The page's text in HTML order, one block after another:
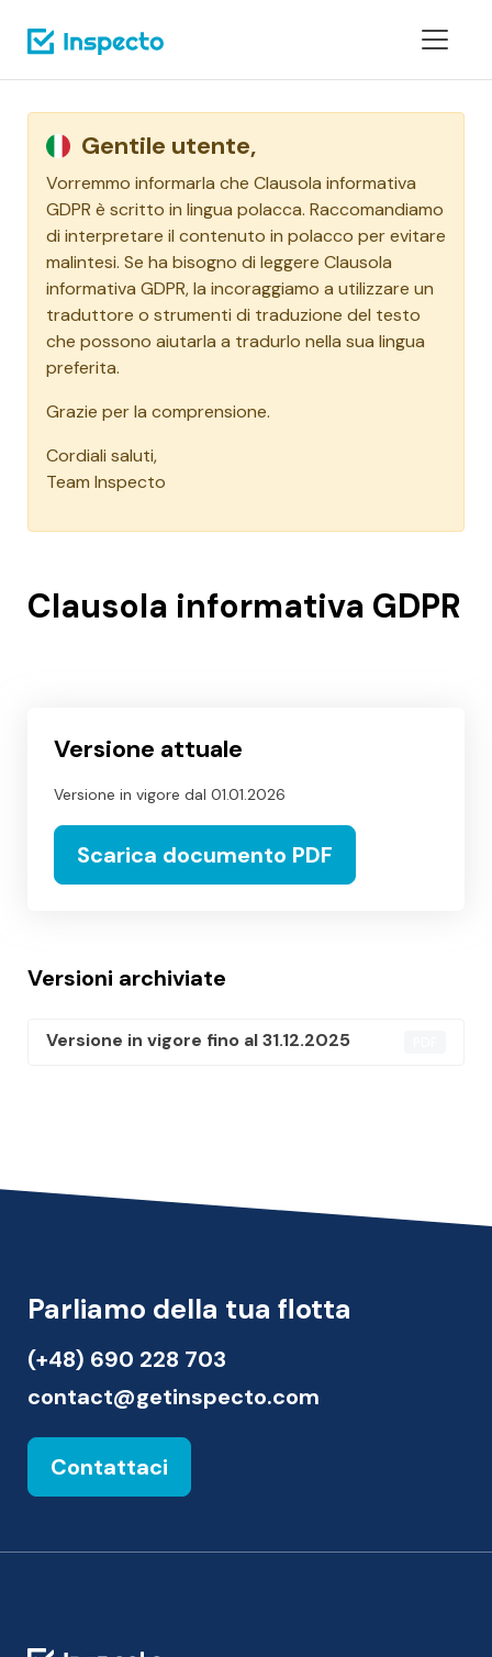
Gentile utente,
Vorremmo informarla che Clausola informativa
GDPR è scritto in lingua polacca. Raccomandiamo
di interpretare il contenuto in polacco per evitare
malintesi. Se ha bisogno di leggere Clausola
informativa GDPR, la incoraggiamo a utilizzare un
traduttore o strumenti di traduzione del testo
che possono aiutarla a tradurlo nella sua lingua
preferita.
Grazie per la comprensione.
Cordiali saluti,
Team Inspecto
Clausola informativa GDPR
Versione attuale
Versione in vigore dal 01.01.2026
Scarica documento PDF
Versioni archiviate
Versione in vigore fino al 31.12.2025
Parliamo della tua flotta
(+48) 690 228 703
contact@getinspecto.com
Contattaci